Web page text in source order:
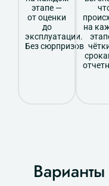
этапе —
от оценки
до
эксплуатации.
Без сюрпризов
на
Варианты